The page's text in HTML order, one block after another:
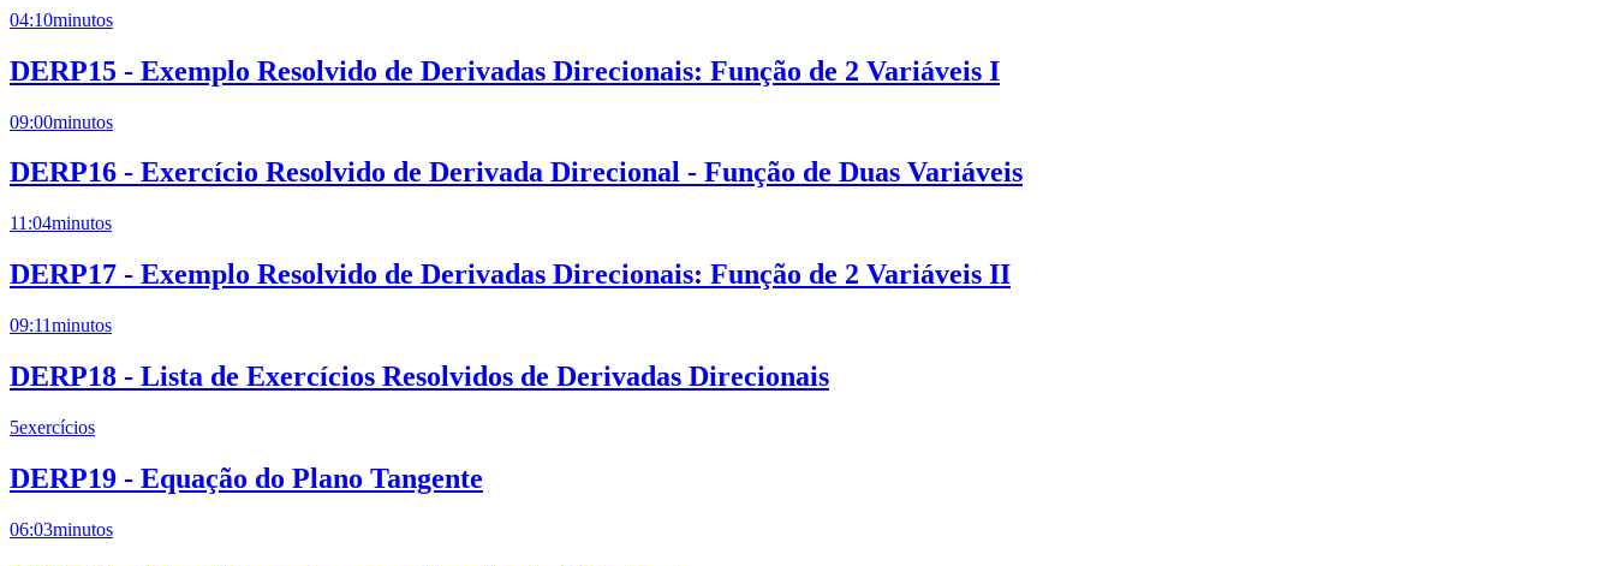
04:10minutos
DERP15 - Exemplo Resolvido de Derivadas Direcionais: Função de 2 Variáveis I
09:00minutos
DERP16 - Exercício Resolvido de Derivada Direcional - Função de Duas Variáveis
11:04minutos
DERP17 - Exemplo Resolvido de Derivadas Direcionais: Função de 2 Variáveis II
09:11minutos
DERP18 - Lista de Exercícios Resolvidos de Derivadas Direcionais
5exercícios
DERP19 - Equação do Plano Tangente
06:03minutos